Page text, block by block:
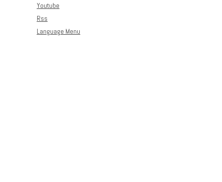
Youtube
Rss
Language Menu